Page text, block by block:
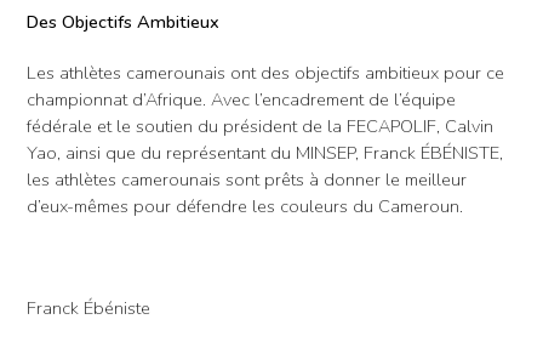
Des Objectifs Ambitieux
Les athlètes camerounais ont des objectifs ambitieux pour ce
championnat d’Afrique. Avec l’encadrement de l’équipe
fédérale et le soutien du président de la FECAPOLIF, Calvin
Yao, ainsi que du représentant du MINSEP, Franck ÉBÉNISTE,
les athlètes camerounais sont prêts à donner le meilleur
d’eux-mêmes pour défendre les couleurs du Cameroun.
Franck Ébéniste